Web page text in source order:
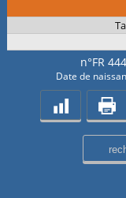
n°FR
Date de